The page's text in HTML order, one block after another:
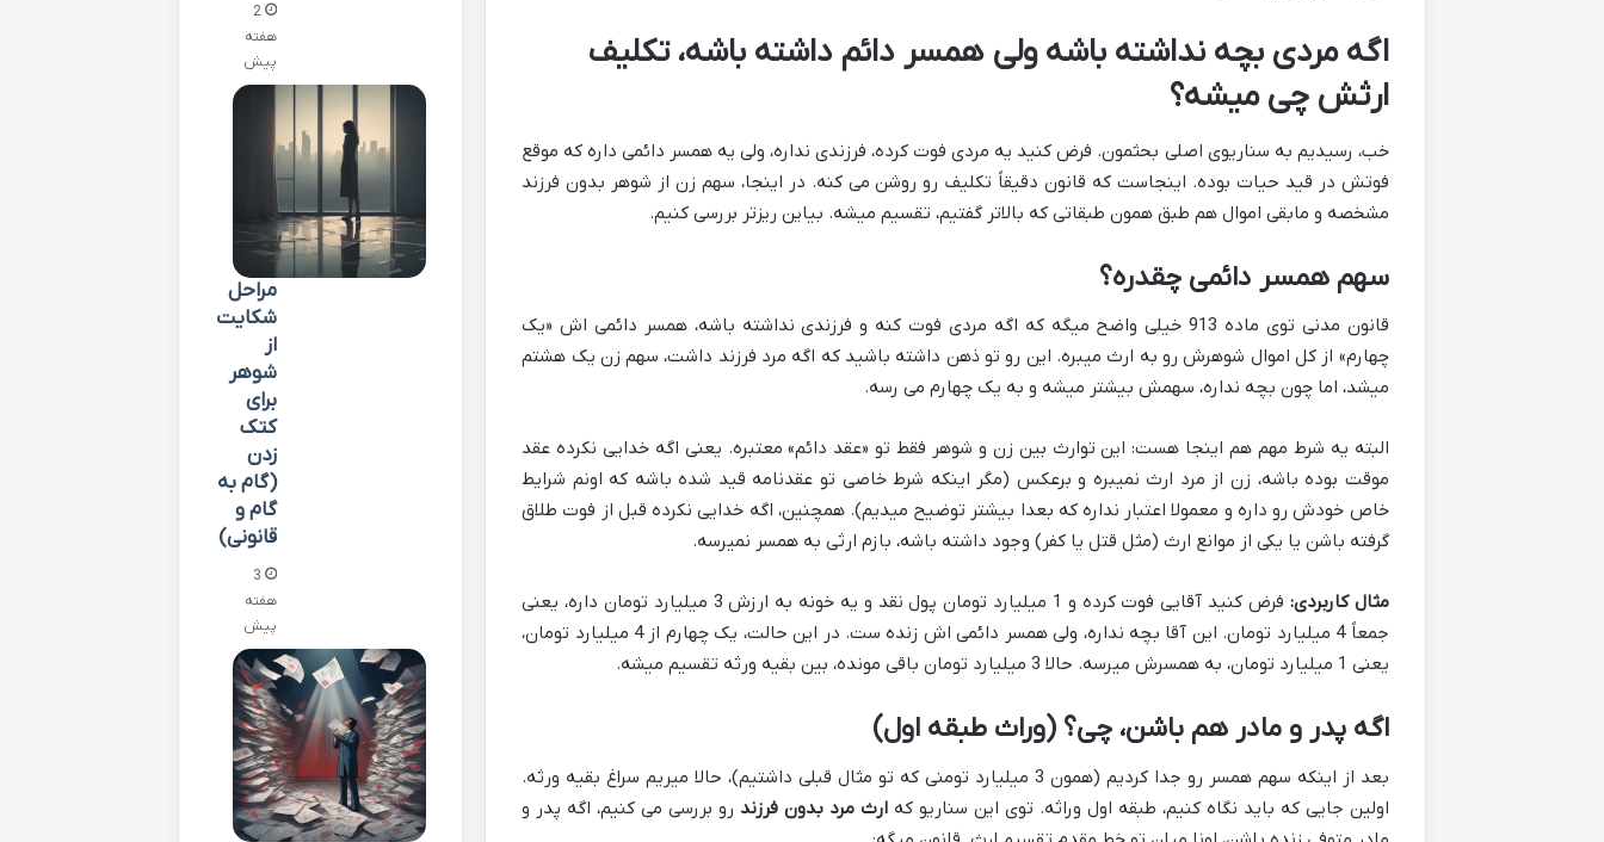
اگه مردی بچه نداشته باشه ولی همسر دائم داشته باشه، تکلیف
ارثش چی میشه؟
خب، رسیدیم به سناریوی اصلی بحثمون. فرض کنید یه مردی فوت کرده، فرزندی نداره، ولی یه همسر دائمی داره که موقع
فوتش در قید حیات بوده. اینجاست که قانون دقیقاً تکلیف رو روشن می کنه. در اینجا، سهم زن از شوهر بدون فرزند
مشخصه و مابقی اموال هم طبق همون طبقاتی که بالاتر گفتیم، تقسیم میشه. بیاین ریزتر بررسی کنیم.
سهم همسر دائمی چقدره؟
قانون مدنی توی ماده 913 خیلی واضح میگه که اگه مردی فوت کنه و فرزندی نداشته باشه، همسر دائمی اش «یک
چهارم» از کل اموال شوهرش رو به ارث میبره. این رو تو ذهن داشته باشید که اگه مرد فرزند داشت، سهم زن یک هشتم
میشد، اما چون بچه نداره، سهمش بیشتر میشه و به یک چهارم می رسه.
البته یه شرط مهم هم اینجا هست: این توارث بین زن و شوهر فقط تو «عقد دائم» معتبره. یعنی اگه خدایی نکرده عقد
موقت بوده باشه، زن از مرد ارث نمیبره و برعکس (مگر اینکه شرط خاصی تو عقدنامه قید شده باشه که اونم شرایط
خاص خودش رو داره و معمولا اعتبار نداره که بعدا بیشتر توضیح میدیم). همچنین، اگه خدایی نکرده قبل از فوت طلاق
گرفته باشن یا یکی از موانع ارث (مثل قتل یا کفر) وجود داشته باشه، بازم ارثی به همسر نمیرسه.
مثال کاربردی:
فرض کنید آقایی فوت کرده و 1 میلیارد تومان پول نقد و یه خونه به ارزش 3 میلیارد تومان داره، یعنی
جمعاً 4 میلیارد تومان. این آقا بچه نداره، ولی همسر دائمی اش زنده ست. در این حالت، یک چهارم از 4 میلیارد تومان،
یعنی 1 میلیارد تومان، به همسرش میرسه. حالا 3 میلیارد تومان باقی مونده، بین بقیه ورثه تقسیم میشه.
اگه پدر و مادر هم باشن، چی؟ (وراث طبقه اول)
بعد از اینکه سهم همسر رو جدا کردیم (همون 3 میلیارد تومنی که تو مثال قبلی داشتیم)، حالا میریم سراغ بقیه ورثه.
اولین جایی که باید نگاه کنیم، طبقه اول وراثه. توی این سناریو کهارث مرد بدون فرزندرو بررسی می کنیم، اگه پدر و
2
هفته
پیش
مراحل
شکایت
از
شوهر
برای
کتک
زدن
(گام به
گام و
قانونی)
3
هفته
پیش